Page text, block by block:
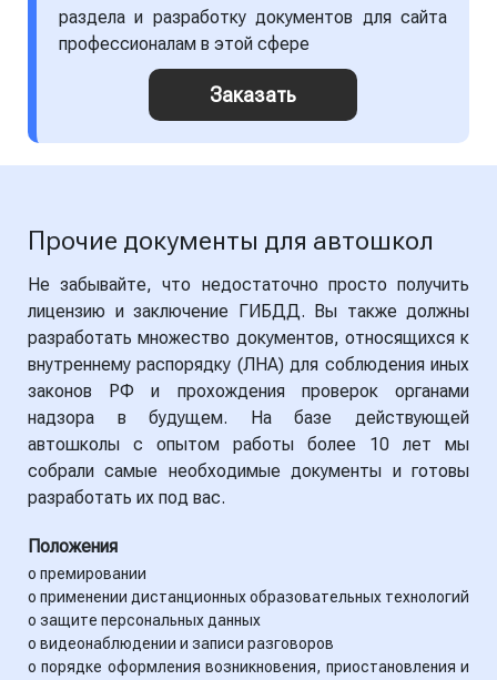
раздела и разработку документов для сайта
профессионалам в этой сфере
Заказать
Прочие документы для автошкол
Не забывайте, что недостаточно просто получить
лицензию и заключение ГИБДД. Вы также должны
разработать множество документов, относящихся к
внутреннему распорядку (ЛНА) для соблюдения иных
законов РФ и прохождения проверок органами
надзора в будущем. На базе действующей
автошколы с опытом работы более 10 лет мы
собрали самые необходимые документы и готовы
разработать их под вас.
Положения
о премировании
о применении дистанционных образовательных технологий
о защите персональных данных
о видеонаблюдении и записи разговоров
о порядке оформления возникновения, приостановления и